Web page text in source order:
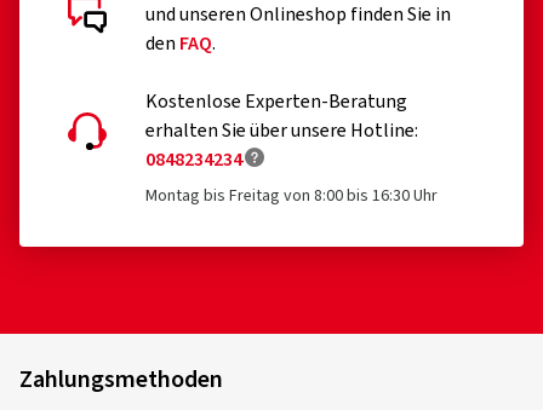
und unseren Onlineshop finden Sie in
den FAQ.
Kostenlose Experten-Beratung
erhalten Sie über unsere Hotline:
0848234234
Montag bis Freitag von 8:00 bis 16:30 Uhr
Zahlungsmethoden